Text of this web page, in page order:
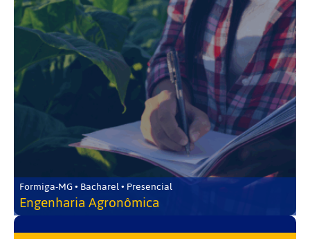
Formiga-MG • Bacharel • Presencial
Engenharia Agronômica